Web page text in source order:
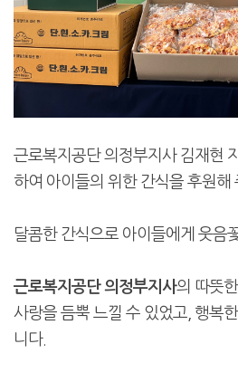
근로복지공단 의정부지사 김재현
하여 아이들의 위한 간식을 후원해
달콤한 간식으로 아이들에게 웃음
근로복지공단 의정부지사의 따뜻
사랑을 듬뿍 느낄 수 있었고, 행복
니다.